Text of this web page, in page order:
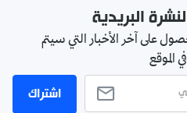
البريدية
على آخر الأخبار التي سيتم
الموقع
اشتراك